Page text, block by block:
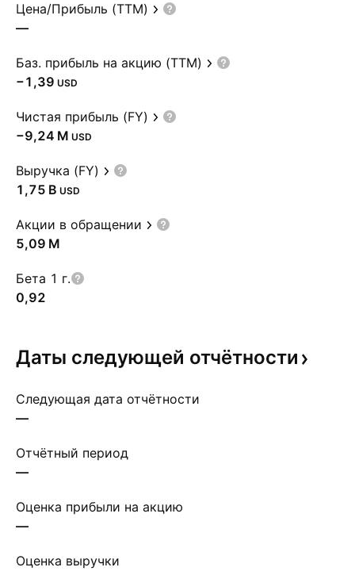
Цена/Прибыль (TTM)
—
Баз. прибыль на акцию (TTM)
−1,39 USD
Чистая прибыль (FY)
‪−9,24 M‬ USD
Выручка (FY)
‪1,75 B‬ USD
Акции в обращении
‪5,09 M‬
Бета 1 г.
0,92
Даты следующей отчётности
Следующая дата отчётности
—
Отчётный период
—
Оценка прибыли на акцию
—
Оценка выручки